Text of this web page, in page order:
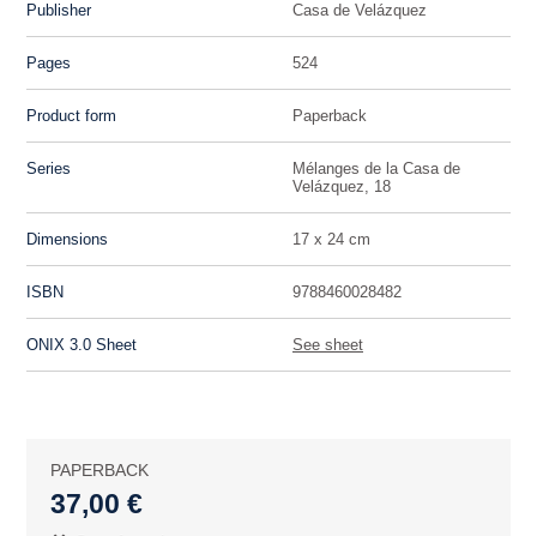
Publisher Casa de Velázquez
Pages 524
Product form Paperback
Series
Mélanges de la Casa de
Velázquez, 18
Dimensions 17 x 24 cm
ISBN 9788460028482
ONIX 3.0 Sheet See sheet
PAPERBACK
37,00 €